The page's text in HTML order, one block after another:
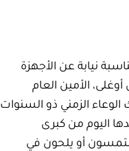
نيابة عن الأجهزة
الأمين العام
الزمني ذو السنوات
اليوم من كبرى
يلتمسون أو يلحون في